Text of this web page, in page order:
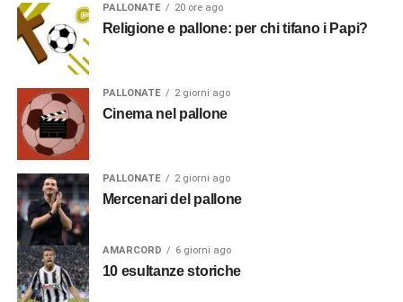
PALLONATE 20 ore ago
Religione e pallone: per chi tifano i Papi?
PALLONATE 2 giorni ago
Cinema nel pallone
PALLONATE 2 giorni ago
Mercenari del pallone
AMARCORD 6 giorni ago
10 esultanze storiche